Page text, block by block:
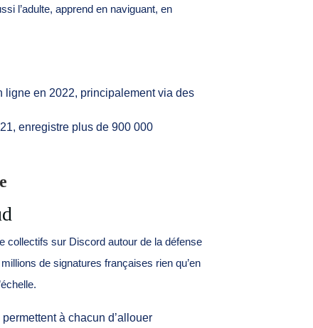
l’adulte, apprend en naviguant, en
ligne en 2022, principalement via des
enregistre plus de 900 000
collectifs sur Discord autour de la défense
de signatures françaises rien qu’en
à chacun d’allouer